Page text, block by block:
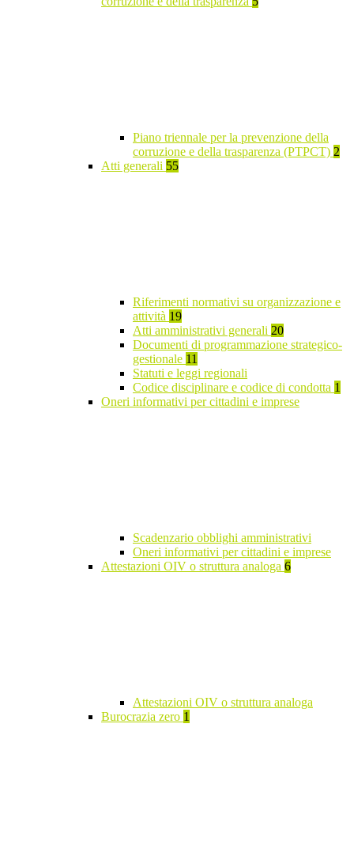
Piano triennale per la prevenzione della
corruzione e della trasparenza (PTPCT) 2
Atti generali 55
Riferimenti normativi su organizzazione e
attività 19
Atti amministrativi generali 20
Documenti di programmazione strategico-
gestionale 11
Statuti e leggi regionali
Codice disciplinare e codice di condotta 1
Oneri informativi per cittadini e imprese
Scadenzario obblighi amministrativi
Oneri informativi per cittadini e imprese
Attestazioni OIV o struttura analoga 6
Attestazioni OIV o struttura analoga
Burocrazia zero 1